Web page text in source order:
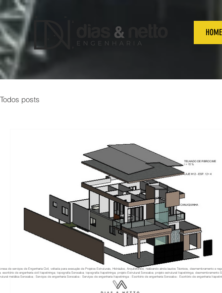
HOME
Todos posts
de serviços de Engenharia Civil, voltada para execução de Projetos Estruturais, Hidráulico, Arquitetônico, realizando ainda laudos Técnicos, desmembramento e
escritório de engenharia civil Itapetininga; topografia Sorocaba; topografia Itapetininga; projeto Estrutural Sorocaba; projeto estrutural Itapetininga;
metálica Sorocaba;: Serviços de engenharia Sorocaba : Serviços de engenharia Itapetininga : Escritório de engenharia Sorocaba : Escritório de engenharia